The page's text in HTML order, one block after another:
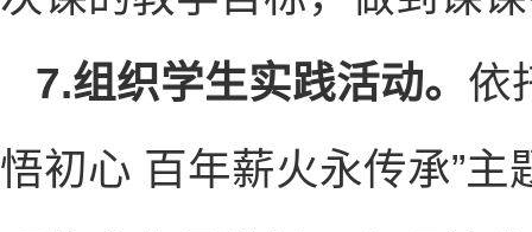
7.组织学生实践活动。 依
悟初心 百年薪火永传承”